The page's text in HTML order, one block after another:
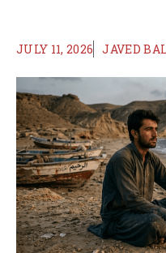
JULY 11, 2026 JAVED